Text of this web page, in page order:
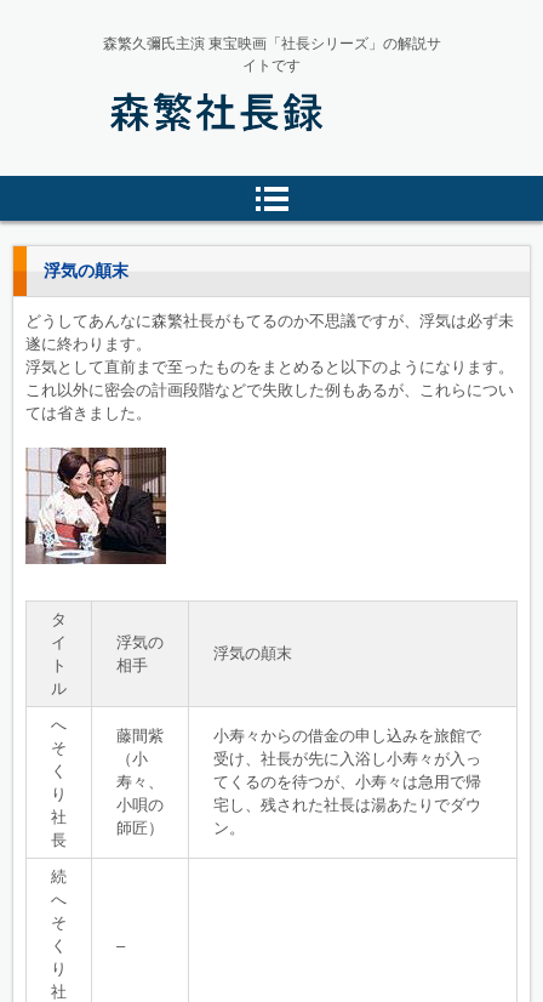
森繁久彌氏主演 東宝映画「社長シリーズ」の解説サ
イトです
浮気の顛末
どうしてあんなに森繁社長がもてるのか不思議ですが、浮気は必ず未
遂に終わります。
浮気として直前まで至ったものをまとめると以下のようになります。
これ以外に密会の計画段階などで失敗した例もあるが、これらについ
ては省きました。
タ
イ
ト
ル
浮気の
相手
浮気の顛末
へ
そ
く
り
社
長
藤間紫
（小
寿々、
小唄の
師匠）
小寿々からの借金の申し込みを旅館で
受け、社長が先に入浴し小寿々が入っ
てくるのを待つが、小寿々は急用で帰
宅し、残された社長は湯あたりでダウ
ン。
続
へ
そ
く
り
社
–